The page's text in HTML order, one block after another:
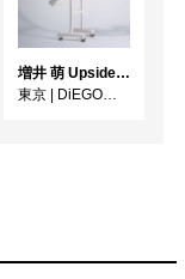
増井 萌 Upside-Down
東京
DiEGO表参道